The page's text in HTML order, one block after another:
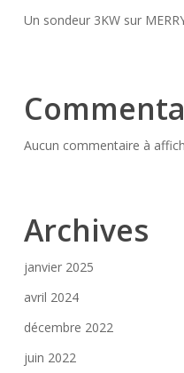
Un sondeur 3KW sur
Aucun commentaire à
Archives
janvier 2025
avril 2024
décembre 2022
juin 2022